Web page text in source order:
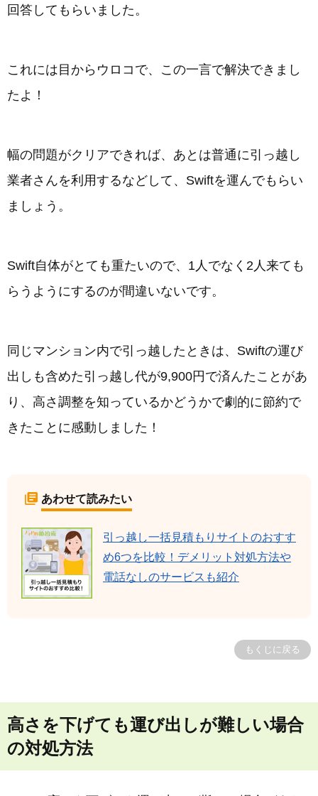
回答してもらいました。
これには目からウロコで、この一言で解決できまし
たよ！
幅の問題がクリアできれば、あとは普通に引っ越し
業者さんを利用するなどして、Swiftを運んでもらい
ましょう。
Swift自体がとても重たいので、1人でなく2人来ても
らうようにするのが間違いないです。
同じマンション内で引っ越したときは、Swiftの運び
出しも含めた引っ越し代が9,900円で済んたことがあ
り、高さ調整を知っているかどうかで劇的に節約で
きたことに感動しました！
あわせて読みたい
引っ越し一括見積もりサイトのおすす
め6つを比較！デメリット対処方法や
電話なしのサービスも紹介
もくじに戻る
高さを下げても運び出しが難しい場合
の対処方法